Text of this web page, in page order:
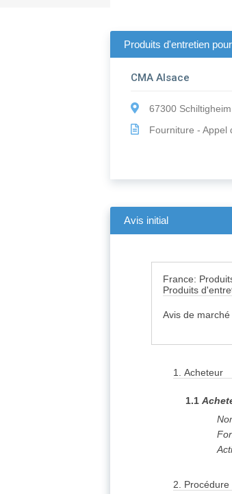
Produits d'entretien
CMA Alsace
67300 Schiltigheim
Fourniture - Appel
Avis initial
France:
Produits
Avis de
1.Acheteur
1.1
2. Procédure